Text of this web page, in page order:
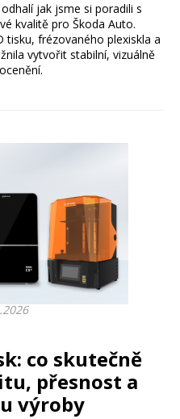
jak jsme si poradili s
kvalitě pro Škoda Auto.
tisku, frézovaného plexiskla a
vytvořit stabilní, vizuálně
co skutečně
přesnost a
výroby